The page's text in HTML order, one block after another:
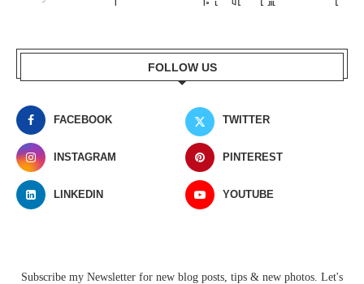
FOLLOW US
FACEBOOK TWITTER
INSTAGRAM PINTEREST
LINKEDIN YOUTUBE
Subscribe my Newsletter for new blog posts, tips & new photos. Let's